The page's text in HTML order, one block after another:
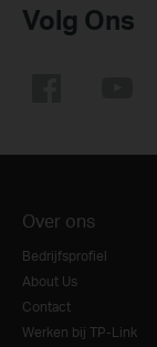
Volg Ons
Over ons
Bedrijfsprofiel
About Us
Contact
Werken bij TP-Link